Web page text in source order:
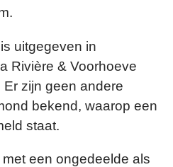
uitgegeven in
Rivière & Voorhoeve
Er zijn geen andere
bekend, waarop een
staat.
een ongedeelde als